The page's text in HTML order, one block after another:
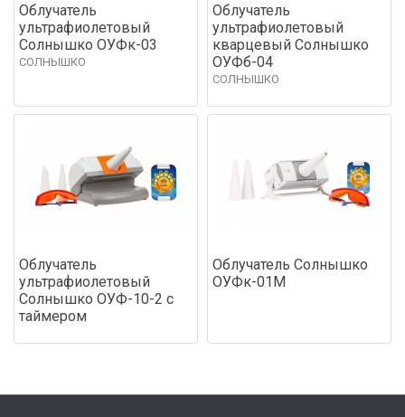
Облучатель
ультрафиолетовый
Солнышко ОУФк-03
СОЛНЫШКО
Облучатель
ультрафиолетовый
кварцевый Солнышко
ОУФб-04
СОЛНЫШКО
Облучатель
ультрафиолетовый
Солнышко ОУФ-10-2 с
таймером
Облучатель Солнышко
ОУФк-01М